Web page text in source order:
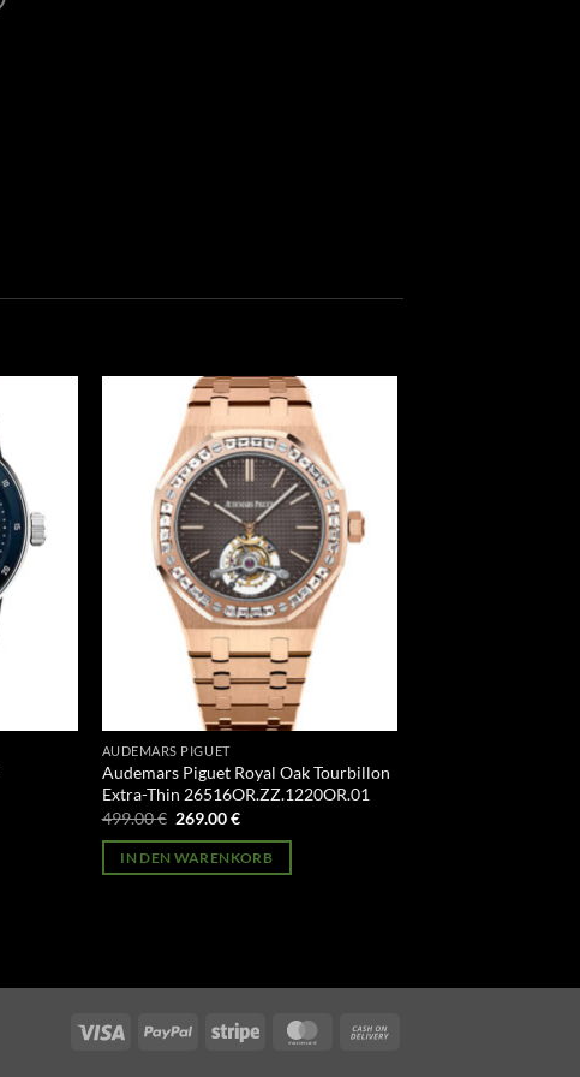
AUDEMARS PIGUET
Audemars Piguet Royal Oak Tourbillon
Extra-Thin 26516OR.ZZ.1220OR.01
499.00€ Ursprünglicher
war:
499.00 €
269.00€Aktueller
ist:
269.00 €.
IN DEN WARENKORB
Visa PayPal Stripe MasterCard